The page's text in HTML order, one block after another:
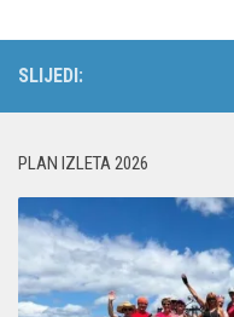
SLIJEDI:
PLAN IZLETA 2026